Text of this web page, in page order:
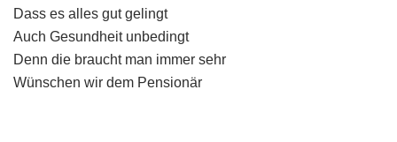
Dass es alles gut gelingt
Auch Gesundheit unbedingt
Denn die braucht man immer sehr
Wünschen wir dem Pensionär